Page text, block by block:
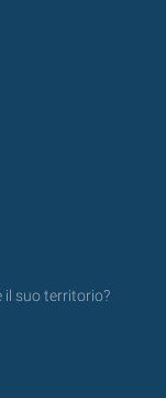
il suo territorio?